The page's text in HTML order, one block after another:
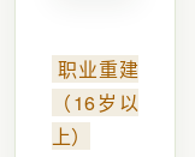
职业重建
（16岁以
上）